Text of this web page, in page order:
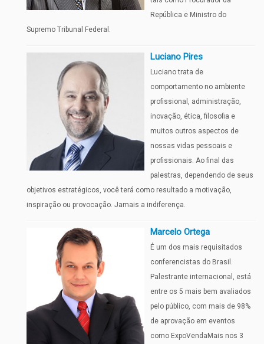
República e Ministro do
Supremo Tribunal Federal.
Luciano Pires
Luciano trata de
comportamento no ambiente
profissional, administração,
inovação, ética, filosofia e
muitos outros aspectos de
nossas vidas pessoais e
profissionais. Ao final das
palestras, dependendo de seus
objetivos estratégicos, você terá como resultado a motivação,
inspiração ou provocação. Jamais a indiferença.
Marcelo Ortega
É um dos mais requisitados
conferencistas do Brasil.
Palestrante internacional, está
entre os 5 mais bem avaliados
pelo público, com mais de 98%
de aprovação em eventos
como ExpoVendaMais nos 3